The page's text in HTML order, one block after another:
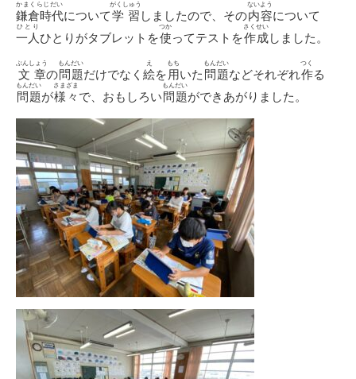
鎌倉時代
かまくらじだい
について学習
がくしゅう
しましたので、その内容
ないよう
について
一人
ひとり
ひとりがタブレットを使
つか
ってテストを作成
さくせい
しました。
文章
ぶんしょう
の問題
もんだい
だけでなく 絵
え
を用
もち
いた 問題
もんだい
などそれぞれ作
つく
る
問題
もんだい
が様々
さまざま
で、おもしろい問題
もんだい
ができあがりました。